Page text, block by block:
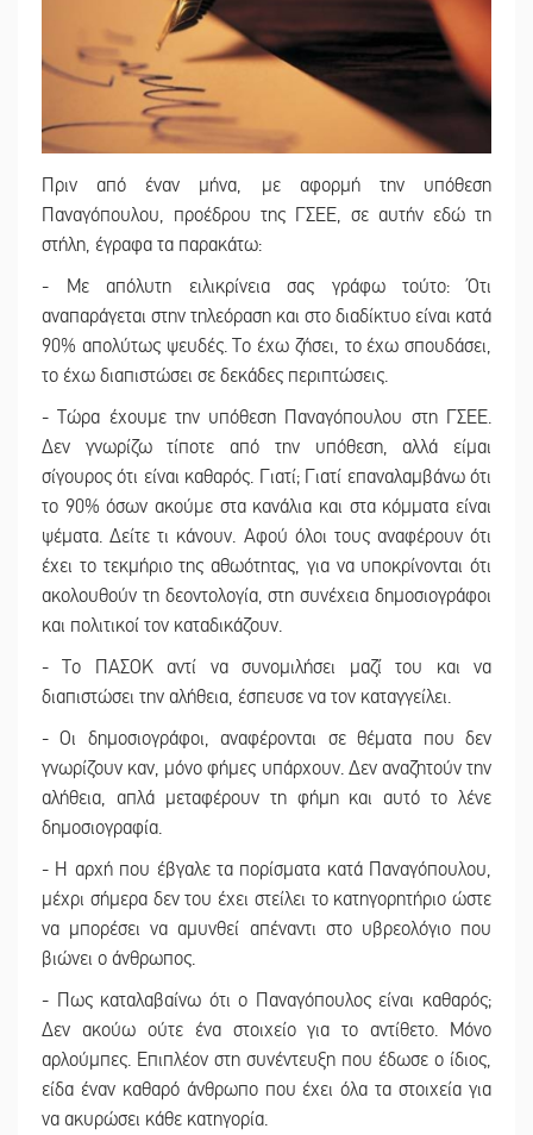
Πριν από έναν μήνα, με αφορμή την υπόθεση
Παναγόπουλου, προέδρου της ΓΣΕΕ, σε αυτήν εδώ τη
στήλη, έγραφα τα παρακάτω:
- Με απόλυτη ειλικρίνεια σας γράφω τούτο: Ότι
αναπαράγεται στην τηλεόραση και στο διαδίκτυο είναι κατά
90% απολύτως ψευδές. Το έχω ζήσει, το έχω σπουδάσει,
το έχω διαπιστώσει σε δεκάδες περιπτώσεις.
- Τώρα έχουμε την υπόθεση Παναγόπουλου στη ΓΣΕΕ.
Δεν γνωρίζω τίποτε από την υπόθεση, αλλά είμαι
σίγουρος ότι είναι καθαρός. Γιατί; Γιατί επαναλαμβάνω ότι
το 90% όσων ακούμε στα κανάλια και στα κόμματα είναι
ψέματα. Δείτε τι κάνουν. Αφού όλοι τους αναφέρουν ότι
έχει το τεκμήριο της αθωότητας, για να υποκρίνονται ότι
ακολουθούν τη δεοντολογία, στη συνέχεια δημοσιογράφοι
και πολιτικοί τον καταδικάζουν.
- Το ΠΑΣΟΚ αντί να συνομιλήσει μαζί του και να
διαπιστώσει την αλήθεια, έσπευσε να τον καταγγείλει.
- Οι δημοσιογράφοι, αναφέρονται σε θέματα που δεν
γνωρίζουν καν, μόνο φήμες υπάρχουν. Δεν αναζητούν την
αλήθεια, απλά μεταφέρουν τη φήμη και αυτό το λένε
δημοσιογραφία.
- Η αρχή που έβγαλε τα πορίσματα κατά Παναγόπουλου,
μέχρι σήμερα δεν του έχει στείλει το κατηγορητήριο ώστε
να μπορέσει να αμυνθεί απέναντι στο υβρεολόγιο που
βιώνει ο άνθρωπος.
- Πως καταλαβαίνω ότι ο Παναγόπουλος είναι καθαρός;
Δεν ακούω ούτε ένα στοιχείο για το αντίθετο. Μόνο
αρλούμπες. Επιπλέον στη συνέντευξη που έδωσε ο ίδιος,
είδα έναν καθαρό άνθρωπο που έχει όλα τα στοιχεία για
να ακυρώσει κάθε κατηγορία.